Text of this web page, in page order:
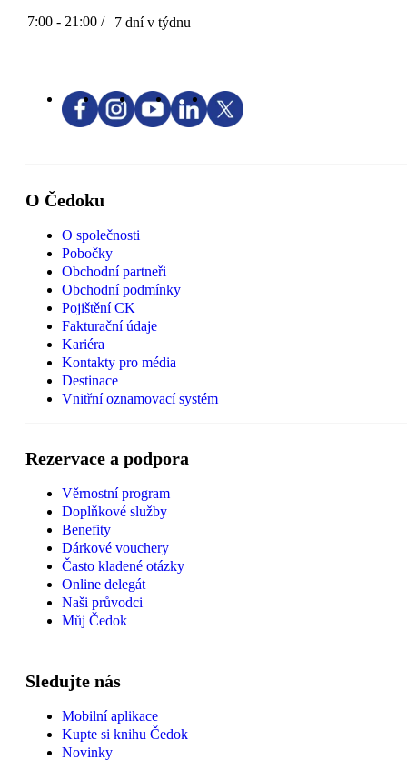
7:00 - 21:00 / 7 dní v týdnu
O Čedoku
O společnosti
Pobočky
Obchodní partneři
Obchodní podmínky
Pojištění CK
Fakturační údaje
Kariéra
Kontakty pro média
Destinace
Vnitřní oznamovací systém
Rezervace a podpora
Věrnostní program
Doplňkové služby
Benefity
Dárkové vouchery
Často kladené otázky
Online delegát
Naši průvodci
Můj Čedok
Sledujte nás
Mobilní aplikace
Kupte si knihu Čedok
Novinky